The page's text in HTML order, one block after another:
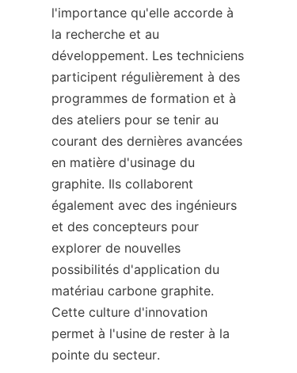
l'importance qu'elle accorde à
la recherche et au
développement. Les techniciens
participent régulièrement à des
programmes de formation et à
des ateliers pour se tenir au
courant des dernières avancées
en matière d'usinage du
graphite. Ils collaborent
également avec des ingénieurs
et des concepteurs pour
explorer de nouvelles
possibilités d'application du
matériau carbone graphite.
Cette culture d'innovation
permet à l'usine de rester à la
pointe du secteur.